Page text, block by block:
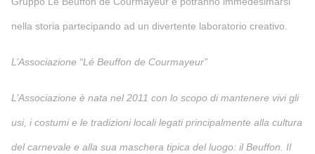
nella storia partecipando ad un divertente laboratorio creativo.
L’Associazione “Lé Beuffon de Courmayeur”
L’Associazione è nata nel 2011 con lo scopo di mantenere vivi gli
usi, i costumi e le tradizioni locali legati principalmente alla cultura
del carnevale e alla sua maschera tipica del luogo: il Beuffon. Il